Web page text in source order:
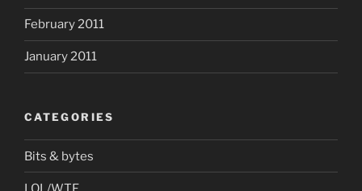
February 2011
January 2011
CATEGORIES
Bits & bytes